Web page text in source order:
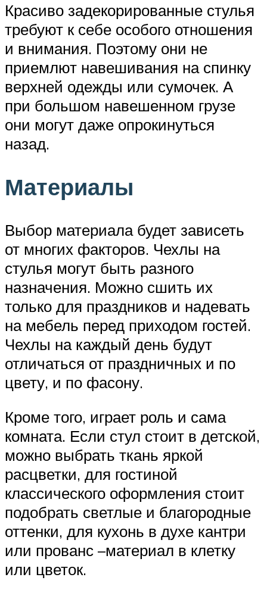
Красиво задекорированные стулья
требуют к себе особого отношения
и внимания. Поэтому они не
приемлют навешивания на спинку
верхней одежды или сумочек. А
при большом навешенном грузе
они могут даже опрокинуться
назад.
Материалы
Выбор материала будет зависеть
от многих факторов. Чехлы на
стулья могут быть разного
назначения. Можно сшить их
только для праздников и надевать
на мебель перед приходом гостей.
Чехлы на каждый день будут
отличаться от праздничных и по
цвету, и по фасону.
Кроме того, играет роль и сама
комната. Если стул стоит в детской,
можно выбрать ткань яркой
расцветки, для гостиной
классического оформления стоит
подобрать светлые и благородные
оттенки, для кухонь в духе кантри
или прованс –материал в клетку
или цветок.